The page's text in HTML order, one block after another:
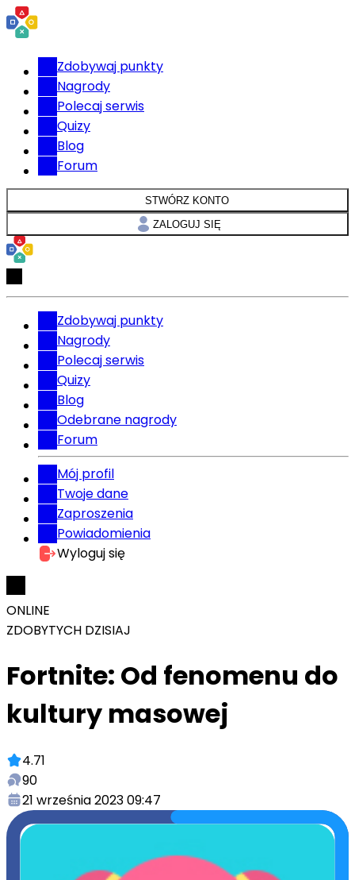
Zdobywaj punkty
Nagrody
Polecaj serwis
Quizy
Blog
Forum
STWÓRZ KONTO
ZALOGUJ SIĘ
Zdobywaj punkty
Nagrody
Polecaj serwis
Quizy
Blog
Odebrane nagrody
Forum
Mój profil
Twoje dane
Zaproszenia
Powiadomienia
Wyloguj się
ONLINE
ZDOBYTYCH DZISIAJ
Fortnite: Od fenomenu do
kultury masowej
4.71
90
21 września 2023 09:47